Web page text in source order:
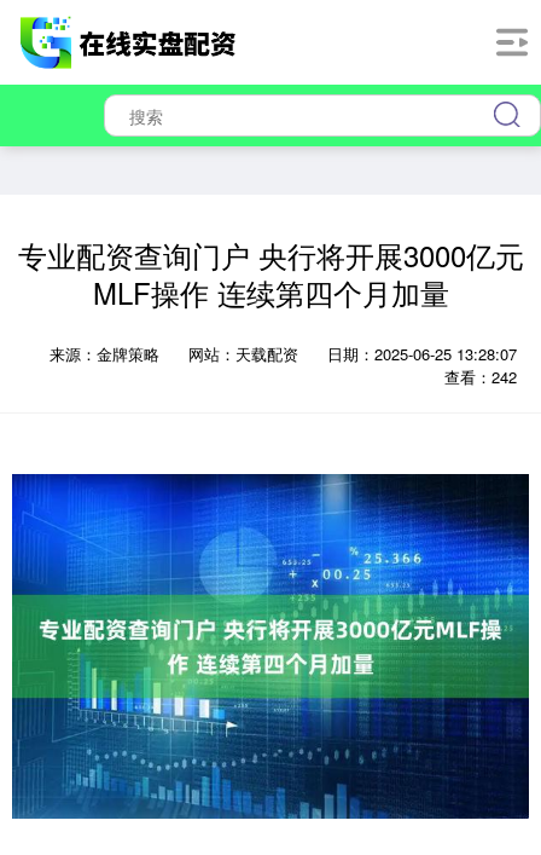
专业配资查询门户 央行将开展3000亿元
MLF操作 连续第四个月加量
来源：金牌策略 网站：天载配资
日期：2025-06-25 13:28:07
查看：242